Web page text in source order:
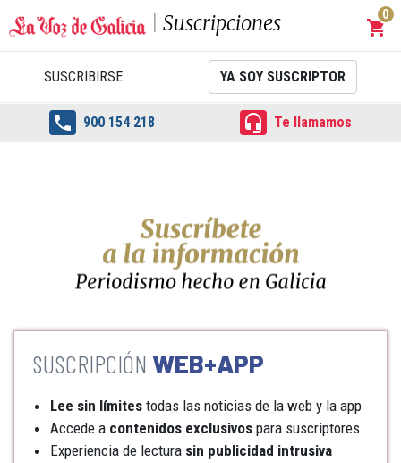
Suscripciones shopping_cart
0
SUSCRIBIRSE YA SOY SUSCRIPTOR
 900 154 218  Te llamamos
WEB+APP
Lee sin límites todas las noticias de la web y la app
Accede a contenidos exclusivos para suscriptores
Experiencia de lectura sin publicidad intrusiva